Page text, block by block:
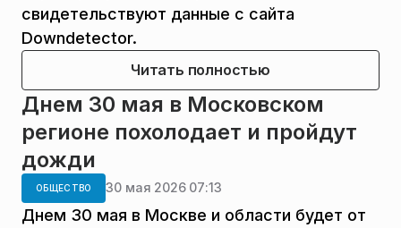
свидетельствуют данные с сайта
Downdetector.
Читать полностью
Днем 30 мая в Московском
регионе похолодает и пройдут
дожди
ОБЩЕСТВО 30 мая 2026 07:13
Днем 30 мая в Москве и области будет от